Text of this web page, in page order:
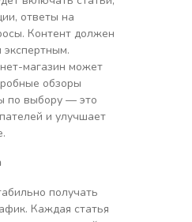
ответы на
Контент должен
магазин может
обзоры
по выбору — это
и улучшает
получать
Каждая статья